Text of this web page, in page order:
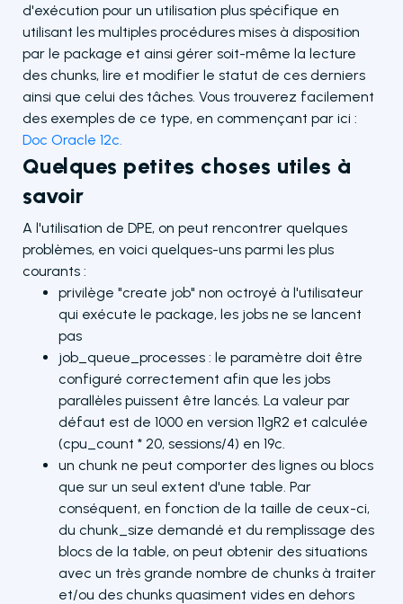
d'exécution pour un utilisation plus spécifique en
utilisant les multiples procédures mises à disposition
par le package et ainsi gérer soit-même la lecture
des chunks, lire et modifier le statut de ces derniers
ainsi que celui des tâches. Vous trouverez facilement
des exemples de ce type, en commençant par ici :
Doc Oracle 12c.
Quelques petites choses utiles à
savoir
A l'utilisation de DPE, on peut rencontrer quelques
problèmes, en voici quelques-uns parmi les plus
courants :
privilège "create job" non octroyé à l'utilisateur
qui exécute le package, les jobs ne se lancent
pas
job_queue_processes : le paramètre doit être
configuré correctement afin que les jobs
parallèles puissent être lancés. La valeur par
défaut est de 1000 en version 11gR2 et calculée
(cpu_count * 20, sessions/4) en 19c.
un chunk ne peut comporter des lignes ou blocs
que sur un seul extent d'une table. Par
conséquent, en fonction de la taille de ceux-ci,
du chunk_size demandé et du remplissage des
blocs de la table, on peut obtenir des situations
avec un très grande nombre de chunks à traiter
et/ou des chunks quasiment vides en dehors